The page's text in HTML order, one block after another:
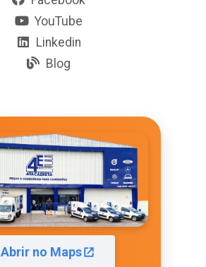
YouTube
Linkedin
Blog
Abrir no Maps